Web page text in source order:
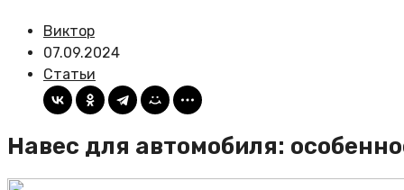
Виктор
07.09.2024
Статьи
Навес для автомобиля: